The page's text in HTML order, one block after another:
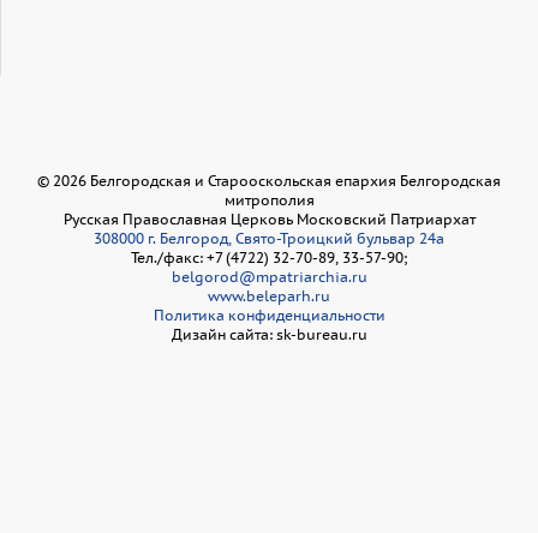
© 2026 Белгородская и Старооскольская епархия Белгородская
митрополия
Русская Православная Церковь Московский Патриархат
308000 г. Белгород, Свято-Троицкий бульвар 24а
Тел./факс: +7 (4722) 32-70-89, 33-57-90;
belgorod@mpatriarchia.ru
www.beleparh.ru
Политика конфиденциальности
Дизайн сайта: sk-bureau.ru